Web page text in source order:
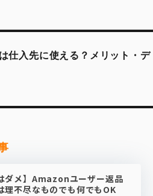
仕入先に使える？メリット・デ
ダメ】Amazonユーザー返品
理不尽なものでも何でもOK